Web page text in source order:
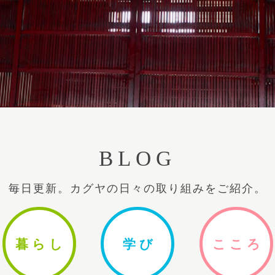
BLOG
毎日更新。カグヤの日々の取り組みをご紹介。
暮ら し 学 び ここ ろ